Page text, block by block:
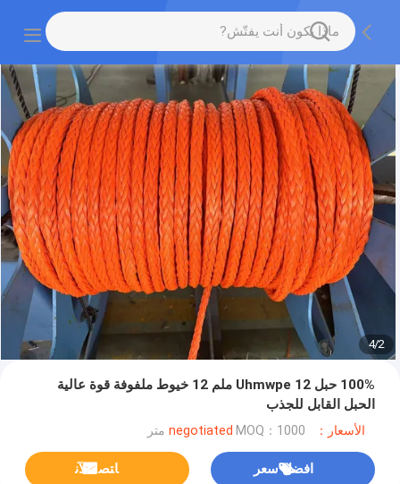
2
/
4
100% حبل Uhmwpe 12 ملم 12 خيوط ملفوفة قوة عالية
الحبل القابل للجذب
الأسعار：negotiated MOQ：1000 متر
افضل سعر ﺎﺘﺼﻟ ﺍﻶﻧ